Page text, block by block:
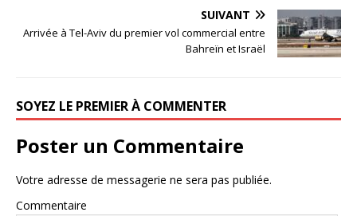
SUIVANT
Arrivée à Tel-Aviv du premier vol commercial entre
Bahreïn et Israël
SOYEZ LE PREMIER À COMMENTER
Poster un Commentaire
Votre adresse de messagerie ne sera pas publiée.
Commentaire